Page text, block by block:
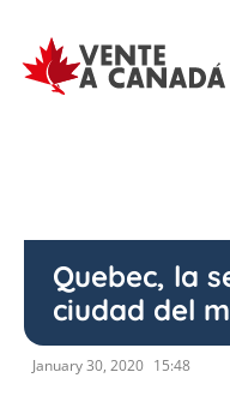
Quebec, la
ciudad del
January 30, 2020 15:48